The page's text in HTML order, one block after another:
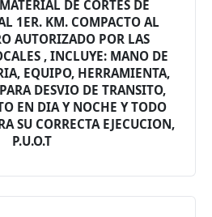
DE CORTES DE
1ER. KM. COMPACTO AL
AUTORIZADO POR LAS
, INCLUYE: MANO DE
EQUIPO, HERRAMIENTA,
DESVIO DE TRANSITO,
EN DIA Y NOCHE Y TODO
SU CORRECTA EJECUCION,
P.U.O.T